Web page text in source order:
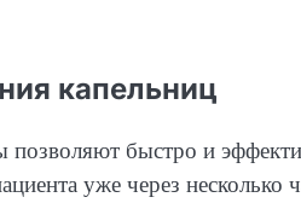
капельниц
позволяют быстро и
уже через несколько